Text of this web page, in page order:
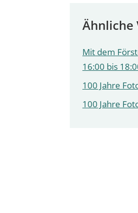
Ähnliche
Mit dem
16:00 bis
100 Jahre
100 Jahre